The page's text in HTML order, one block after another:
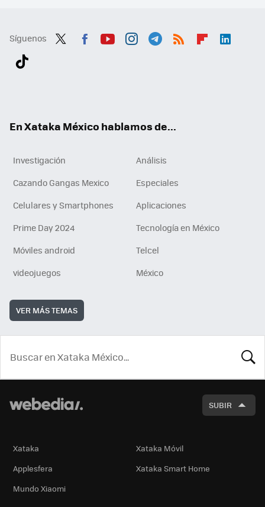
Síguenos
En Xataka México hablamos de...
Investigación
Análisis
Cazando Gangas Mexico
Especiales
Celulares y Smartphones
Aplicaciones
Prime Day 2024
Tecnología en México
Móviles android
Telcel
videojuegos
México
VER MÁS TEMAS
SUBIR
Xataka
Xataka Móvil
Applesfera
Xataka Smart Home
Mundo Xiaomi